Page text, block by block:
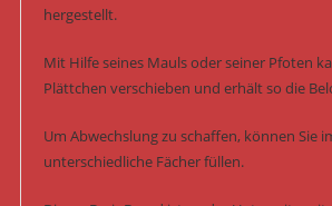
hergestellt.
Mit Hilfe seines Mauls oder seiner Pfoten
Plättchen verschieben und erhält so die
Um Abwechslung zu schaffen, können Sie
unterschiedliche Fächer füllen.